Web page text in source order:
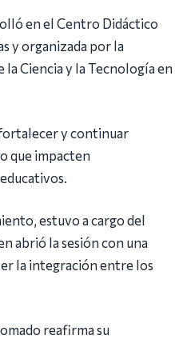
en el Centro Didáctico
y organizada por la
Ciencia y la Tecnología en
y continuar
que impacten
estuvo a cargo del
abrió la sesión con una
la integración entre los
reafirma su